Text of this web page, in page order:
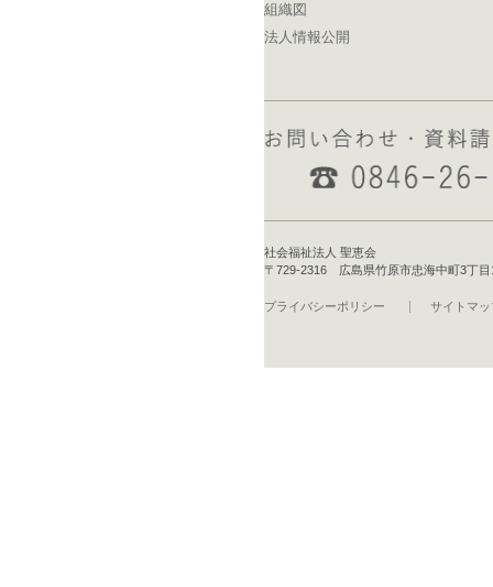
組織図
法人情報公開
社会福祉法人 聖恵会
〒729-2316 広島県竹原市忠海中町3丁
プライバシーポリシー サイトマッ